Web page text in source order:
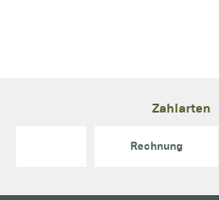
Zahlarten
Rechnung